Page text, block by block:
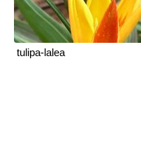
tulipa-lalea